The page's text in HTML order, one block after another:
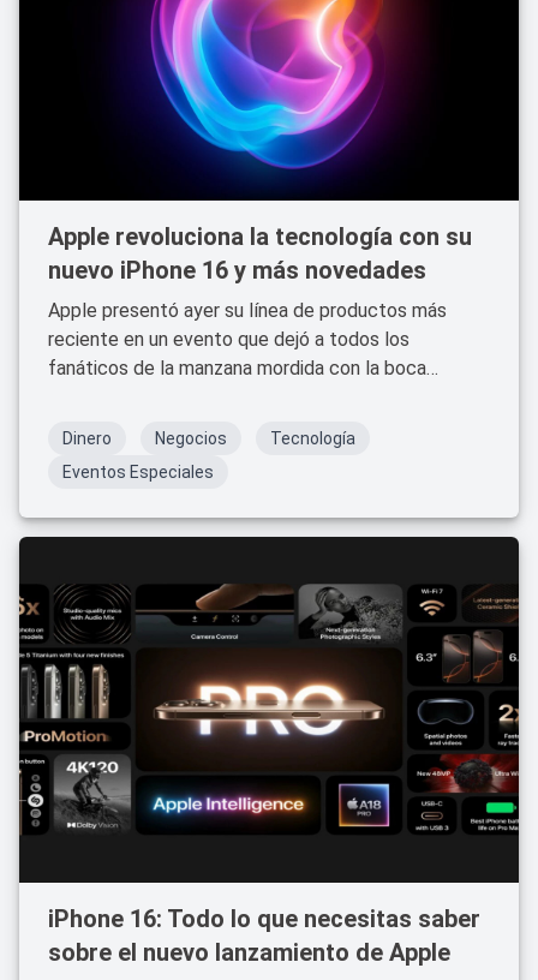
Apple revoluciona la tecnología con su
nuevo iPhone 16 y más novedades
Apple presentó ayer su línea de productos más
reciente en un evento que dejó a todos los
fanáticos de la manzana mordida con la boca
AirPods 4 son solo algunas de las novedades que la
compañía ha lanzado al mercado.
Dinero Negocios
Tecnología
Eventos Especiales
iPhone 16: Todo lo que necesitas saber
sobre el nuevo lanzamiento de Apple